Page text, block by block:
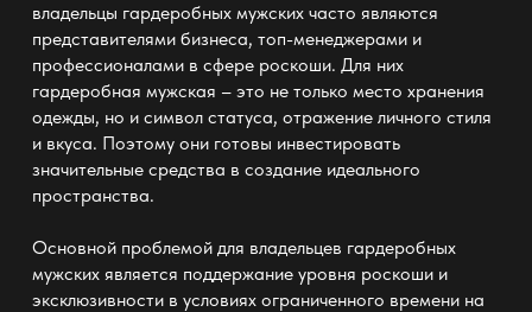
владельцы гардеробных мужскихчасто являются
представителями бизнеса, топ-менеджерами и
профессионалами в сфере роскоши. Для них
гардеробная мужская – это не только место хранения
одежды, но и символ статуса, отражение личного стиля
и вкуса. Поэтому они готовы инвестировать
значительные средства в создание идеального
пространства.
Основной проблемой для владельцев гардеробных
мужскихявляется поддержание уровня роскоши и
эксклюзивности в условиях ограниченного времени на